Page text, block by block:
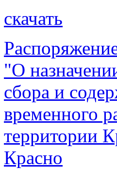
скачать
"О
сбора и
временного
территории
Красно